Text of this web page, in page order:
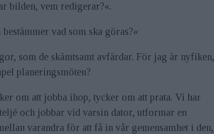
bilden, vem redigerar?«.
vad som ska göras?«
som de skämtsamt avfärdar. För jag är nyfiken,
planeringsmöten?
om att jobba ihop, tycker om att prata. Vi har
och jobbar vid varsin dator, utformar en
varandra för att få in vår gemensamhet i den,